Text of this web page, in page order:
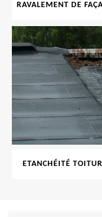
RAVALEMENT DE
ETANCHÉITÉ